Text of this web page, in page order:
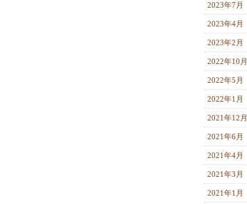
2023年7月
2023年4月
2023年2月
2022年10月
2022年5月
2022年1月
2021年12月
2021年6月
2021年4月
2021年3月
2021年1月